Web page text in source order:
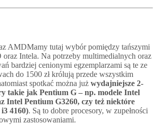
Mamy tutaj wybór pomiędzy tańszymi
Intela. Na potrzeby multimedialnych oraz
bardziej cenionymi egzemplarzami są te ze
do 1500 zł królują przede wszystkim
spotkać można już wydajniejsze 2-
takie jak Pentium G – np. modele Intel
Intel Pentium G3260, czy też niektóre
4160). Są to dobre procesory, w zupełności
zastosowaniami.